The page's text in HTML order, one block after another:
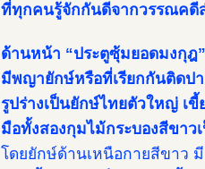
ที่ทุกคนรู้จักกันดีจากวรรณคดี
ด้านหน้า “ประตูซุ้มยอดมงกุฎ
มีพญายักษ์หรือที่เรียกกันติดป
รูปร่างเป็นยักษ์ไทยตัวใหญ่ เ
มือทั้งสองกุมไม้กระบองสีขา
โดยยักษ์ด้านเหนือกายสีขาว